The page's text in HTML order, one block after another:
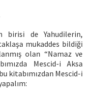
birisi de Yahudilerin,
mukaddes bildiği
olan “Namaz ve
Mescid-i Aksa
kitabımızdan Mescid-i